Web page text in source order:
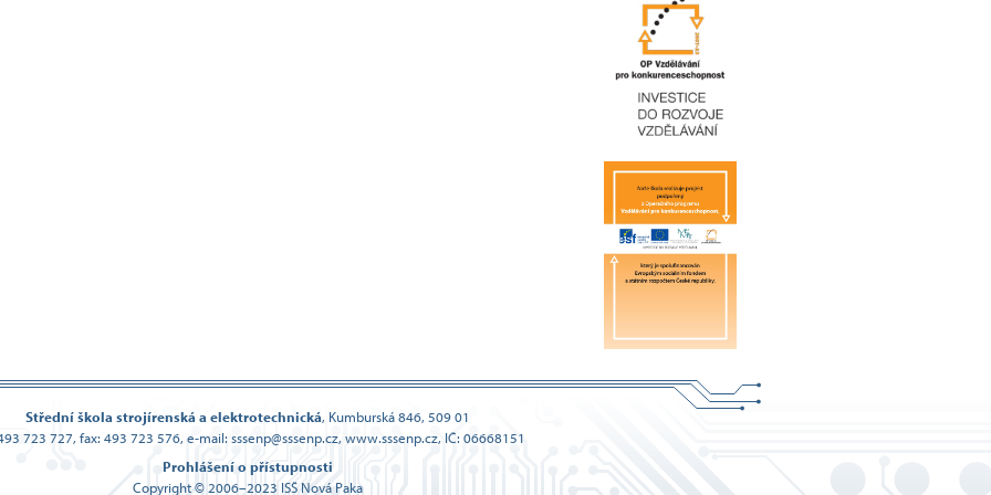
Střední škola strojírenská a elektrotechnická, Kumburská 846, 509 01
723 727, fax: 493 723 576, e-mail: sssenp@sssenp.cz, www.sssenp.cz, IČ: 06668151
Prohlášení o přístupnosti
Copyright © 2006–2023 ISŠ Nová Paka